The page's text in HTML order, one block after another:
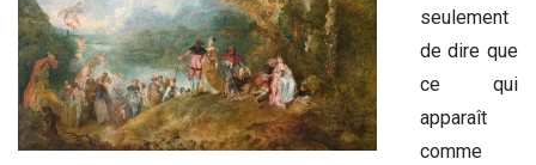
seulement
de dire que
ce qui
apparaît
comme